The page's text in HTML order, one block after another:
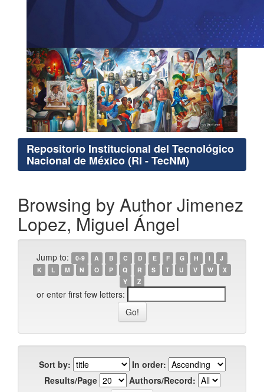
Repositorio Institucional del Tecnológico
Nacional de México (RI - TecNM)
Browsing by Author Jimenez
Lopez, Miguel Ángel
Jump to: 0-9 A B C D E F G H I
J
K
L M N O P Q R S T U V W
X
Y
Z
or enter first few letters:
Sort by:
In order:
Results/Page
Authors/Record: